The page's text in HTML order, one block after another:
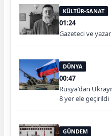
KÜLTÜR-SANAT
01:24
Gazeteci ve
DÜNYA
00:47
Rusya'dan
8 yer ele geçirildi
GÜNDEM